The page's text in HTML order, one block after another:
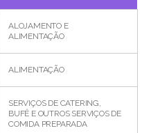
ALOJAMENTO E
ALIMENTAÇÃO
ALIMENTAÇÃO
SERVIÇOS DE CATERING,
BUFÊ E OUTROS SERVIÇOS DE
COMIDA PREPARADA